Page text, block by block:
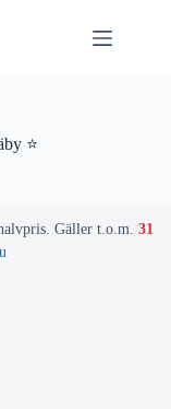
⭐
Gäller t.o.m. 31